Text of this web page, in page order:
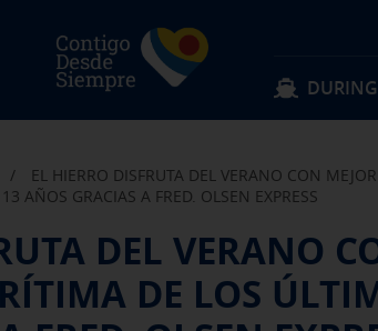
Keep browsing
Routes
Rates
Offers & activities
reservation
board Discover Fred. Olsen
Keep browsing
Lost items
Suggestions and complaints
Information for passengers
/
EL HIERRO DISFRUTA DEL VERANO CON
AÑOS GRACIAS A FRED. OLSEN EXPRESS
DEL VERANO
DE LOS